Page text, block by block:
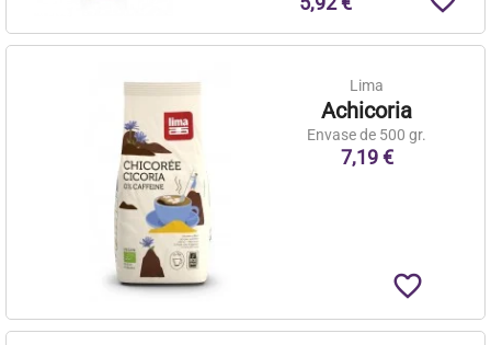
Lima
Achicoria
Envase de 500 gr.
7,19 €
favorite_border